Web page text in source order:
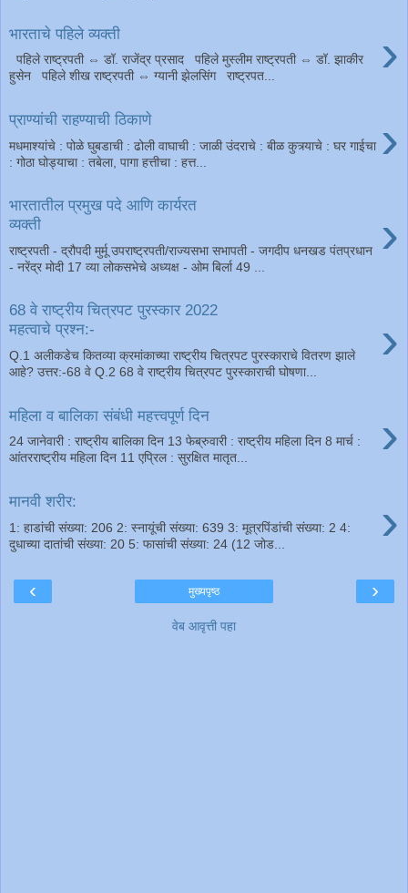
भारताचे पहिले व्यक्ती ›
पहिले राष्ट्रपती ⇔ डॉ. राजेंद्र प्रसाद पहिले मुस्लीम राष्ट्रपती ⇔ डॉ. झाकीर
हुसेन पहिले शीख राष्ट्रपती ⇔ ग्यानी झेलसिंग राष्ट्रपत...
प्राण्यांची राहण्याची ठिकाणे ›
मधमाश्यांचे : पोळे घुबडाची : ढोली वाघाची : जाळी उंदराचे : बीळ कुत्र्याचे : घर गाईचा
: गोठा घोड्याचा : तबेला, पागा हत्तीचा : हत्त...
भारतातील प्रमुख पदे आणि कार्यरत
व्यक्ती
›
राष्ट्रपती - द्रौपदी मुर्मू उपराष्ट्रपती/राज्यसभा सभापती - जगदीप धनखड पंतप्रधान
- नरेंद्र मोदी 17 व्या लोकसभेचे अध्यक्ष - ओम बिर्ला 49 ...
68 वे राष्ट्रीय चित्रपट पुरस्कार 2022
महत्वाचे प्रश्न:-
›
Q.1 अलीकडेच कितव्या क्रमांकाच्या राष्ट्रीय चित्रपट पुरस्काराचे वितरण झाले
आहे? उत्तर:-68 वे Q.2 68 वे राष्ट्रीय चित्रपट पुरस्काराची घोषणा...
महिला व बालिका संबंधी महत्त्वपूर्ण दिन ›
24 जानेवारी : राष्ट्रीय बालिका दिन 13 फेब्रुवारी : राष्ट्रीय महिला दिन 8 मार्च :
आंतरराष्ट्रीय महिला दिन 11 एप्रिल : सुरक्षित मातृत...
मानवी शरीर: ›
1: हाडांची संख्या: 206 2: स्नायूंची संख्या: 639 3: मूत्रपिंडांची संख्या: 2 4:
दुधाच्या दातांची संख्या: 20 5: फासांची संख्या: 24 (12 जोड...
‹ ›
मुख्यपृष्ठ
वेब आवृत्ती पहा